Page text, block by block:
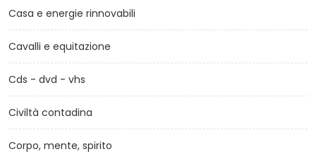
Casa e energie rinnovabili
Cavalli e equitazione
Cds - dvd - vhs
Civiltà contadina
Corpo, mente, spirito